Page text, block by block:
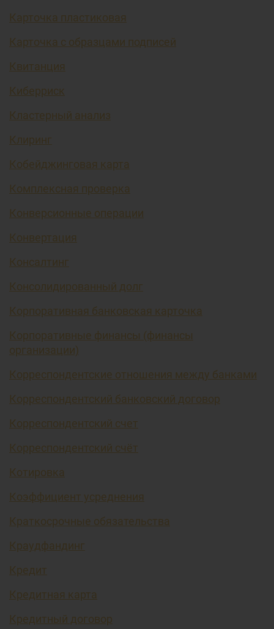
Карточка пластиковая
Карточка с образцами подписей
Квитанция
Киберриск
Кластерный анализ
Клиринг
Кобейджинговая карта
Комплексная проверка
Конверсионные операции
Конвертация
Консалтинг
Консолидированный долг
Корпоративная банковская карточка
Корпоративные финансы (финансы
организации)
Корреспондентские отношения между банками
Корреспондентский банковский договор
Корреспондентский счет
Корреспондентский счёт
Котировка
Коэффициент усреднения
Краткосрочные обязательства
Краудфандинг
Кредит
Кредитная карта
Кредитный договор